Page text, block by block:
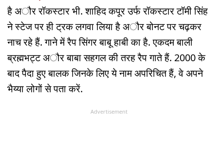
है अौर रॉकस्टार भी. शाहिद कपूर उर्फ रॉकस्टार टॉमी सिंह
ने स्टेज पर ही ट्रक लगवा लिया है अौर बोनट पर चढ़कर
नाच रहे हैं. गाने में रैप सिंगर बाबू हाबी का है. एकदम बाली
ब्रह्मभट्ट अौर बाबा सहगल की तरह रैप गाते हैं. 2000 के
बाद पैदा हुए बालक जिनके लिए ये नाम अपरिचित हैं, वे अपने
भैय्या लोगों से पता करें.
Advertisement